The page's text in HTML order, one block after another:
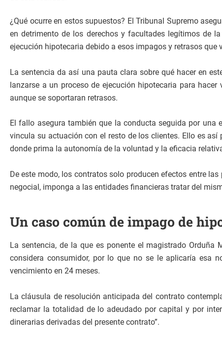
¿Qué ocurre en estos supuestos? El Tribunal Supremo
en detrimento de los derechos y facultades legítimos de
ejecución hipotecaria debido a esos impagos y retrasos que
La sentencia da así una pauta clara sobre qué hacer en
lanzarse a un proceso de ejecución hipotecaria para
aunque se soportaran retrasos.
El fallo asegura también que la conducta seguida por
vincula su actuación con el resto de los clientes. Ello es
donde prima la autonomía de la voluntad y la eficacia
De este modo, los contratos solo producen efectos entre
negocial, imponga a las entidades financieras tratar del
Un caso común de impago de
La sentencia, de la que es ponente el magistrado
considera consumidor, por lo que no se le aplicaría esa
vencimiento en 24 meses.
La cláusula de resolución anticipada del contrato
reclamar la totalidad de lo adeudado por capital y por
dinerarias derivadas del presente contrato”.